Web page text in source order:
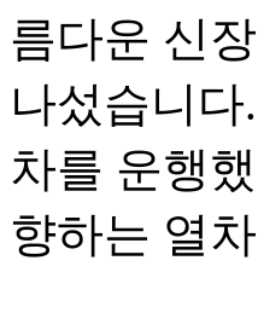
름다운 신
나섰습니
차를 운행
향하는 열